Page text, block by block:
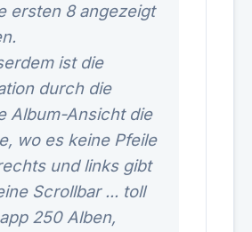
ersten 8 angezeigt
ist die
durch die
Album-Ansicht die
wo es keine Pfeile
und links gibt
Scrollbar ... toll
250 Alben,